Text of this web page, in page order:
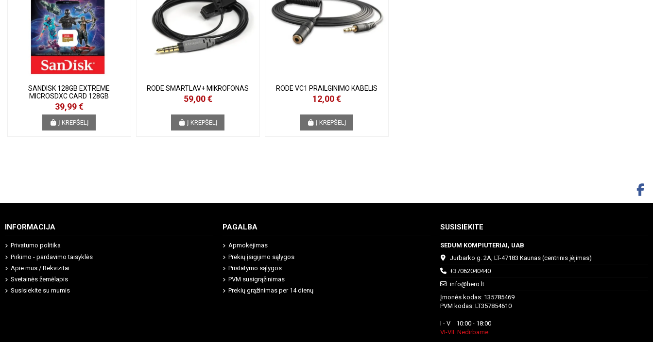
SANDISK 128GB EXTREME
MICROSDXC CARD 128GB
39,99 €
Į KREPŠELĮ
RODE SMARTLAV+ MIKROFONAS
59,00 €
Į KREPŠELĮ
RODE VC1 PRAILGINIMO KABELIS
12,00 €
Į KREPŠELĮ
INFORMACIJA
Privatumo politika
Pirkimo - pardavimo taisyklės
Apie mus / Rekvizitai
Svetainės žemėlapis
Susisiekite su mumis
PAGALBA
Apmokėjimas
Prekių įsigijimo sąlygos
Pristatymo sąlygos
PVM susigrąžinimas
Prekių grąžinimas per 14 dienų
SUSISIEKITE
SEDUM KOMPIUTERIAI, UAB
Jurbarko g. 2A, LT-47183 Kaunas (centrinis įėjimas)
+37062040440
info@hero.lt
Įmonės kodas: 135785469
PVM kodas: LT357854610
I - V 10:00 - 18:00
VI-VII Nedirbame